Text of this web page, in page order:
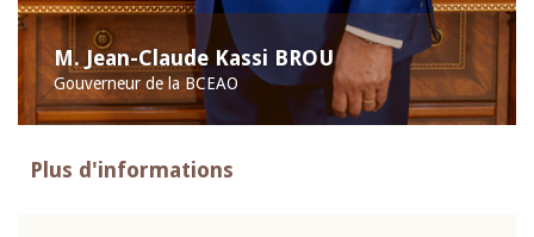
M. Jean-Claude Kassi BROU
Gouverneur de la BCEAO
Plus d'informations